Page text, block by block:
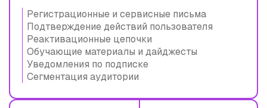
Регистрационные и сервисные письма
Подтверждение действий пользователя
Реактивационные цепочки
Обучающие материалы и дайджесты
Уведомления по подписке
Сегментация аудитории